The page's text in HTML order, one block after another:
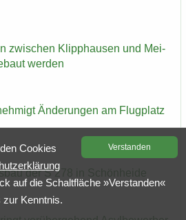
zwi­schen Klipp­hau­sen und Mei­
wer­den
Än­de­run­gen am Flug­platz
der S 278 in Schön­hei­de
Ver­stan­den
Coo­kies
auf die Schalt­flä­che »Ver­stan­den«
zur Kennt­nis.